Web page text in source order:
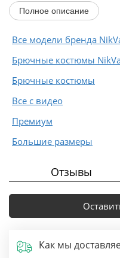
Полное описание
Все модели бренда
Брючные костюмы
Брючные костюмы
Все с видео
Премиум
Большие размеры
Отзывы
Как мы